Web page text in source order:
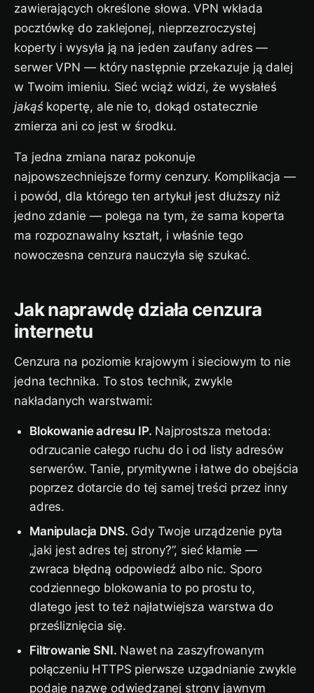
zawierających określone słowa. VPN wkłada
pocztówkę do zaklejonej, nieprzezroczystej
koperty i wysyła ją na jeden zaufany adres —
serwer VPN — który następnie przekazuje ją dalej
w Twoim imieniu. Sieć wciąż widzi, że wysłałeś
jakąśkopertę, ale nie to, dokąd ostatecznie
zmierza ani co jest w środku.
Ta jedna zmiana naraz pokonuje
najpowszechniejsze formy cenzury. Komplikacja —
i powód, dla którego ten artykuł jest dłuższy niż
jedno zdanie — polega na tym, że sama koperta
ma rozpoznawalny kształt, i właśnie tego
nowoczesna cenzura nauczyła się szukać.
Jak naprawdę działa cenzura
internetu
Cenzura na poziomie krajowym i sieciowym to nie
jedna technika. To stos technik, zwykle
nakładanych warstwami:
Blokowanie adresu IP. Najprostsza metoda:
odrzucanie całego ruchu do i od listy adresów
serwerów. Tanie, prymitywne i łatwe do obejścia
poprzez dotarcie do tej samej treści przez inny
adres.
Manipulacja DNS. Gdy Twoje urządzenie pyta
„jaki jest adres tej strony?”, sieć kłamie —
zwraca błędną odpowiedź albo nic. Sporo
codziennego blokowania to po prostu to,
dlatego jest to też najłatwiejsza warstwa do
prześliznięcia się.
Filtrowanie SNI. Nawet na zaszyfrowanym
połączeniu HTTPS pierwsze uzgadnianie zwykle
podaje nazwę odwiedzanej strony jawnym